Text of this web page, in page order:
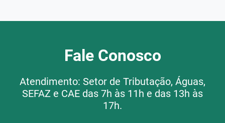
Fale Conosco
Atendimento: Setor de Tributação, Águas,
SEFAZ e CAE das 7h às 11h e das 13h às
17h.